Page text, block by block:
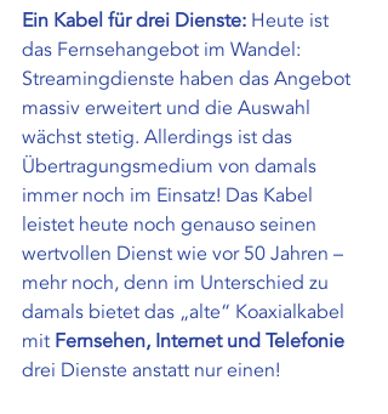
Ein Kabel für drei Dienste: Heute ist
das Fernsehangebot im Wandel:
Streamingdienste haben das Angebot
massiv erweitert und die Auswahl
wächst stetig. Allerdings ist das
Übertragungsmedium von damals
immer noch im Einsatz! Das Kabel
leistet heute noch genauso seinen
wertvollen Dienst wie vor 50 Jahren –
mehr noch, denn im Unterschied zu
damals bietet das „alte“ Koaxialkabel
mit Fernsehen, Internet und Telefonie
drei Dienste anstatt nur einen!